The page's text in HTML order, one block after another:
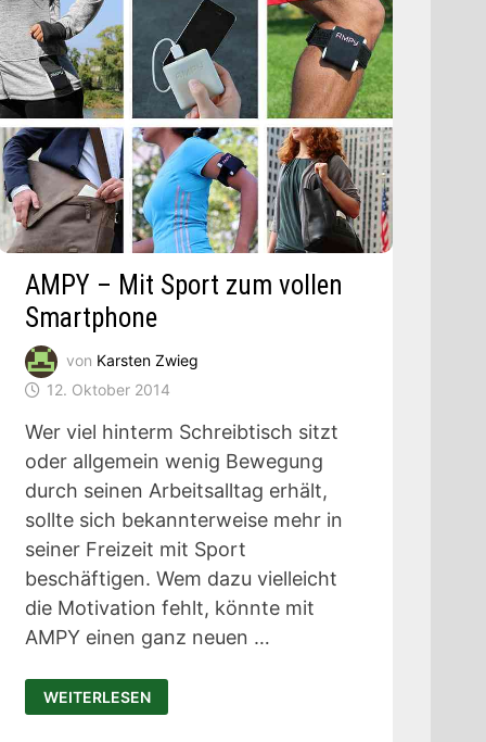
AMPY – Mit Sport zum vollen
Smartphone
von Karsten Zwieg
12. Oktober 2014
Wer viel hinterm Schreibtisch sitzt
oder allgemein wenig Bewegung
durch seinen Arbeitsalltag erhält,
sollte sich bekannterweise mehr in
seiner Freizeit mit Sport
beschäftigen. Wem dazu vielleicht
die Motivation fehlt, könnte mit
AMPY einen ganz neuen …
AMPY
–
MIT
WEITERLESEN